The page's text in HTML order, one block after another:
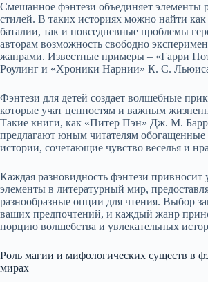
Смешанное фэнтези объединяет элементы
стилей. В таких историях можно найти как
баталии, так и повседневные проблемы
авторам возможность свободно
жанрами. Известные примеры – «Гарри
Роулинг и «Хроники Нарнии» К. С.
Фэнтези для детей создает волшебные
которые учат ценностям и важным
Такие книги, как «Питер Пэн» Дж. М.
предлагают юным читателям обогащенные
истории, сочетающие чувство веселья и
Каждая разновидность фэнтези привносит
элементы в литературный мир,
разнообразные опции для чтения. Выбор
ваших предпочтений, и каждый жанр
порцию волшебства и увлекательных
Роль магии и мифологических существ в
мирах